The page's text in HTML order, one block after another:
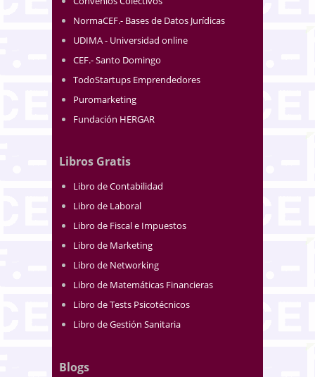
NormaCEF.- Bases de Datos Jurídicas
UDIMA - Universidad online
CEF.- Santo Domingo
TodoStartups Emprendedores
Puromarketing
Fundación HERGAR
Libros Gratis
Libro de Contabilidad
Libro de Laboral
Libro de Fiscal e Impuestos
Libro de Marketing
Libro de Networking
Libro de Matemáticas Financieras
Libro de Tests Psicotécnicos
Libro de Gestión Sanitaria
Blogs